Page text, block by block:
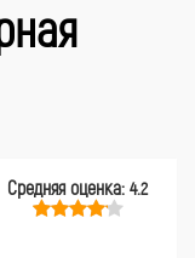
Средняя оценка: 4.2